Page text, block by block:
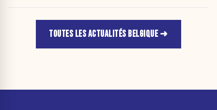
TOUTES LES ACTUALITÉS BELGIQUE